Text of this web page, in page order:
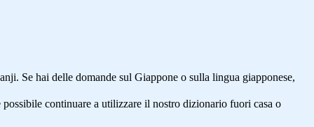
Se hai delle domande sul Giappone o sulla lingua giapponese,
possibile continuare a utilizzare il nostro dizionario fuori casa o